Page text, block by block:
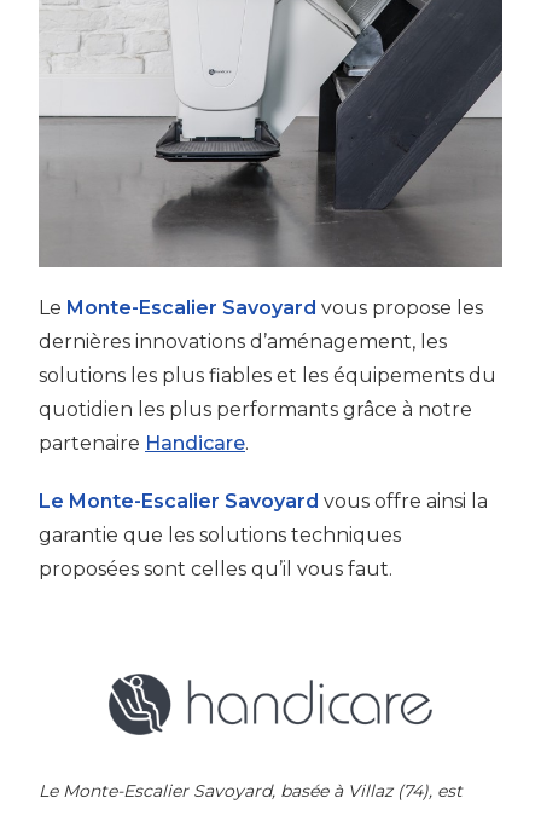
Le Monte-Escalier Savoyard vous propose les
dernières innovations d’aménagement, les
solutions les plus fiables et les équipements du
quotidien les plus performants grâce à notre
partenaire Handicare.
Le Monte-Escalier Savoyard vous offre ainsi la
garantie que les solutions techniques
proposées sont celles qu’il vous faut.
Le Monte-Escalier Savoyard, basée à Villaz (74), est